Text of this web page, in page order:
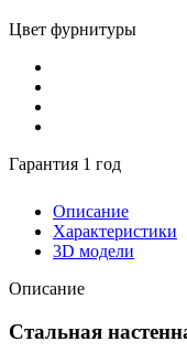
Цвет фурнитуры
Гарантия 1 год
Описание
Характеристики
3D модели
Описание
Стальная